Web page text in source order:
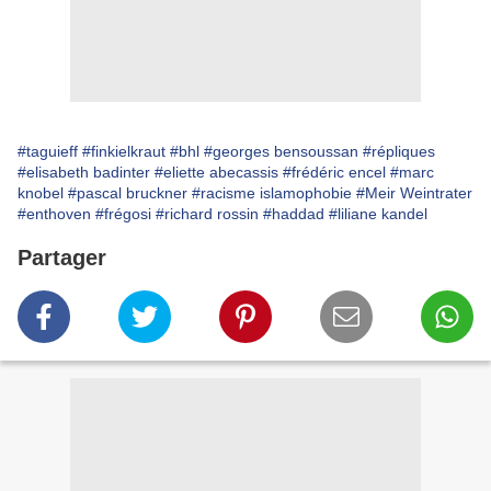
#taguieff #finkielkraut #bhl #georges bensoussan #répliques
#elisabeth badinter #eliette abecassis #frédéric encel #marc
knobel #pascal bruckner #racisme islamophobie #Meir Weintrater
#enthoven #frégosi #richard rossin #haddad #liliane kandel
Partager